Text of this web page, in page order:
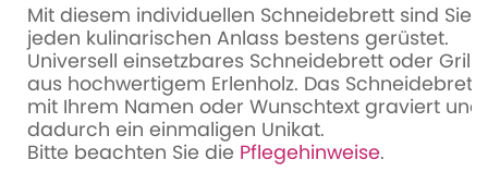
Mit diesem individuellen Schneidebrett sind Sie
jeden kulinarischen Anlass bestens gerüstet.
Universell einsetzbares Schneidebrett oder
aus hochwertigem Erlenholz. Das Schneidebrett
mit Ihrem Namen oder Wunschtext graviert und
dadurch ein einmaligen Unikat.
Bitte beachten Sie die Pflegehinweise.